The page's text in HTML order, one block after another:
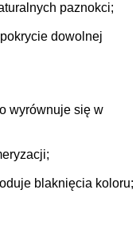
paznokci;
dowolnej
wyrównuje się w
blaknięcia koloru;